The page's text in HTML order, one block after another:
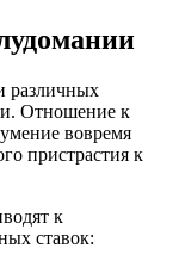
различных
Отношение к
вовремя
пристрастия к
к
ставок: